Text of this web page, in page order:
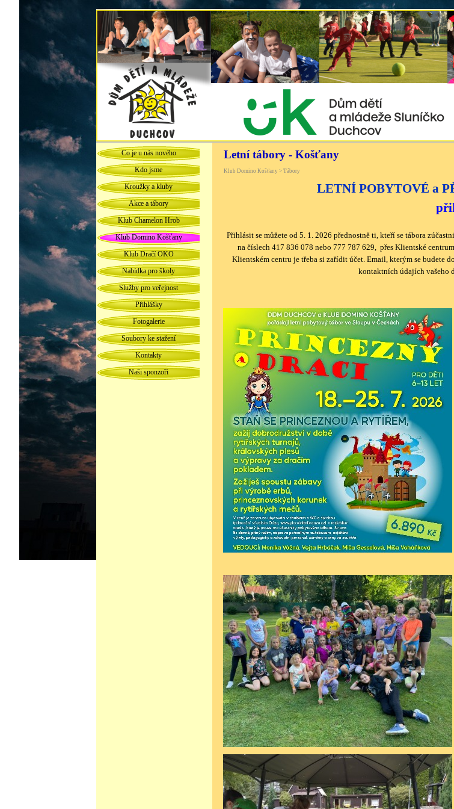
Co je u nás nového
Kdo jsme
Kroužky a kluby
Akce a tábory
Klub Chamelon Hrob
Klub Domino Košťany
Klub Dračí OKO
Nabídka pro školy
Služby pro veřejnost
Přihlášky
Fotogalerie
Soubory ke stažení
Kontakty
Naši sponzoři
Letní tábory - Košťany
Klub Domino Košťany > Tábory
LETNÍ POBYTOVÉ a
Přihlásit se můžete od 5. 1. 2026 přednostně ti, kteří se tábora
na číslech 417 836 078 nebo 777 787 629, přes Klientské
Klientském centru je třeba si zařídit účet. Email, kterým se budete
kontaktních údajích vašeho